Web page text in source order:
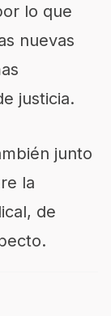
lo que
nuevas
justicia.
junto
la
de